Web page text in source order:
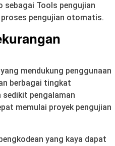
sebagai Tools pengujian
pengujian otomatis.
mendukung penggunaan
berbagai tingkat
sedikit pengalaman
memulai proyek pengujian
yang kaya dapat